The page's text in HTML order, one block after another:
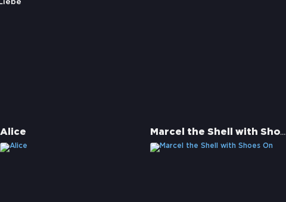
Alice Marcel the Shell with Shoes On